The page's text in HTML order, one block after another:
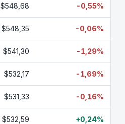
$548,68 -0,55%
$548,35 -0,06%
$541,30 -1,29%
$532,17 -1,69%
$531,33 -0,16%
$532,59 +0,24%